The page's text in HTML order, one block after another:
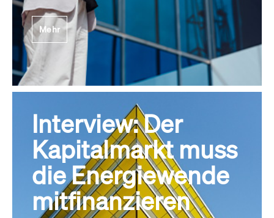
Mehr
Interview: Der
Kapitalmarkt muss
die Energiewende
mitfinanzieren